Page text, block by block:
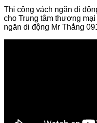
Thi công vách ngăn di
cho Trung tâm thương
ngăn di động Mr Thắng